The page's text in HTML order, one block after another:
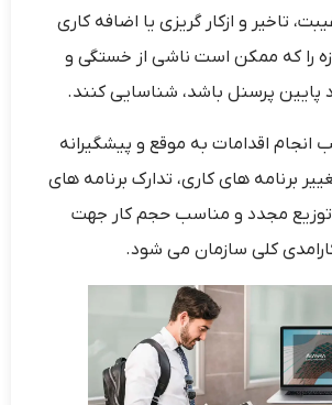
تاخیر و ازکار گریزی یا اضافه کاری
را که ممکن است ناشی از خستگی و
پایین پرسنل باشد، شناسایی کنند.
انجام اقدامات به موقع و پیشگیرانه
برنامه های کاری، تدارک برنامه های
توزیع مجدد و مناسب حجم کار جهت
کلی سازمان می شود.